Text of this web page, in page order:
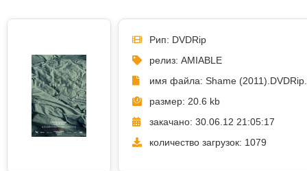
Рип: DVDRip
релиз: AMIABLE
имя файла: Shame
размер: 20.6 kb
закачано: 30.06.12 21:05:17
количество загрузок: 1079